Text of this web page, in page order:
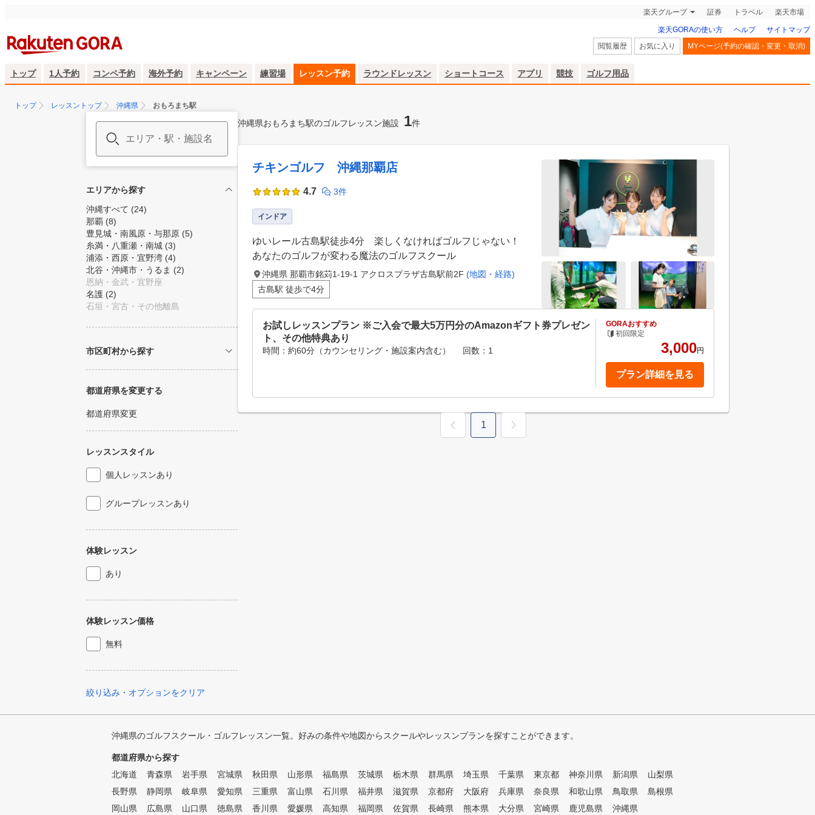
楽天グループ 証券 トラベル 楽天市場
楽天GORAの使い方 ヘルプ
サイトマップ
閲覧履歴
お気に入り MYページ(予約の確認・変更・取消)
トップ 1人予約 コンペ予約 海外予約 キャンペーン 練習場 レッスン予約 ラウンドレッスン ショートコース アプリ 競技 ゴルフ用品
トップ レッスントップ 沖縄県 おもろまち駅
エリアから探す
沖縄すべて (24)
那覇 (8)
豊見城・南風原・与那原 (5)
糸満・八重瀬・南城 (3)
浦添・西原・宜野湾 (4)
北谷・沖縄市・うるま (2)
恩納・金武・宜野座
名護 (2)
石垣・宮古・その他離島
市区町村から探す
都道府県を変更する
都道府県変更
レッスンスタイル
個人レッスンあり
グループレッスンあり
体験レッスン
あり
体験レッスン価格
無料
絞り込み・オプションをクリア
沖縄県おもろまち駅のゴルフレッスン施設 1件
チキンゴルフ 沖縄那覇店
4.7 3件
インドア
ゆいレール古島駅徒歩4分 楽しくなければゴルフじゃない！
あなたのゴルフが変わる魔法のゴルフスクール
沖縄県 那覇市銘苅1-19-1 アクロスプラザ古島駅前2F (地図・経路)
古島駅 徒歩で4分
お試しレッスンプラン ※ご入会で最大5万円分のAmazonギフト券プレゼン
ト、その他特典あり
時間：約60分（カウンセリング・施設案内含む） 回数：1
GORAおすすめ
初回限定
3,000円
プラン詳細を見る
1
沖縄県のゴルフスクール・ゴルフレッスン一覧。好みの条件や地図からスクールやレッスンプランを探すことができます。
都道府県から探す
北海道
青森県 岩手県 宮城県 秋田県 山形県 福島県 茨城県 栃木県 群馬県 埼玉県 千葉県 東京都 神奈川県 新潟県
山梨県
長野県
静岡県 岐阜県 愛知県 三重県 富山県 石川県 福井県 滋賀県 京都府 大阪府 兵庫県 奈良県 和歌山県 鳥取県
島根県
岡山県
広島県 山口県 徳島県 香川県 愛媛県 高知県 福岡県 佐賀県 長崎県 熊本県 大分県 宮崎県 鹿児島県 沖縄県